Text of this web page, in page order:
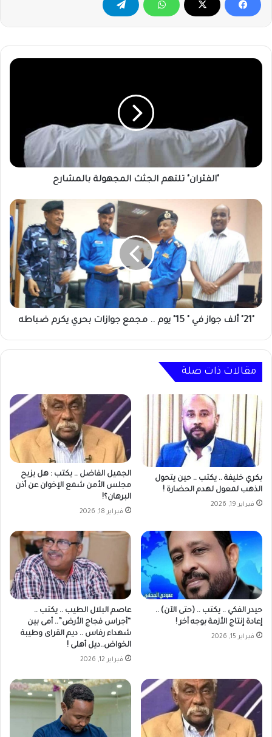
"الفئران"
"الفئران" تلتهم الجثث المجهولة بالمشارح
يوم
..
مجمع
جوازات
مقالات ذات صلة
بكري خليفة .. يكتب .. حين يتحول
الذهب لمعول لهدم الحضارة !
فبراير 19, 2026
الجميل الفاضل .. يكتب : هل يزيح
مجلس الأمن شمع الإخوان عن أذن
البرهان؟!
فبراير 18, 2026
حيدر الفكي .. يكتب .. (حتى الآن) ..
إعادة إنتاج الأزمة بوجه آخر !
فبراير 15, 2026
عاصم البلال الطيب .. يكتب ..
“أجراس فجاج الأرض”.. أمى بين
شهداء رفاس .. ديم القراى وطيبة
الخواض..ديل أهلى !
فبراير 12, 2026